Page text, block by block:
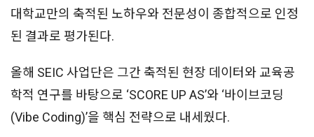
대학교만의 축적된 노하우와 전문성이 종합적으로 인정
된 결과로 평가된다.
올해 SEIC 사업단은 그간 축적된 현장 데이터와 교육공
학적 연구를 바탕으로 ‘SCORE UP AS’와 ‘바이브코딩
(Vibe Coding)’을 핵심 전략으로 내세웠다.